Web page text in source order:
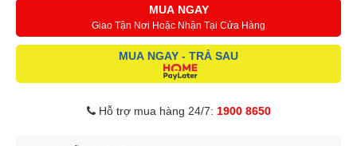
MUA NGAY
Giao Tận Nơi Hoặc Nhận Tại Cửa Hàng
MUA NGAY - TRẢ SAU
Hỗ trợ mua hàng 24/7: 1900 8650